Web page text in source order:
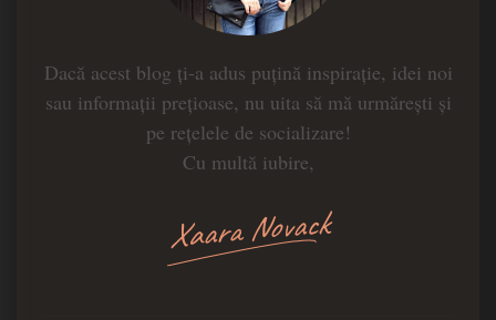
Dacă acest blog ți-a adus puțină inspirație, idei noi
sau informații prețioase, nu uita să mă urmărești și
pe rețelele de socializare!
Cu multă iubire,
Xaara Novack